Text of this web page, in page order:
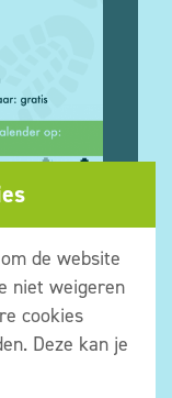
de website
niet weigeren
cookies
Deze kan je